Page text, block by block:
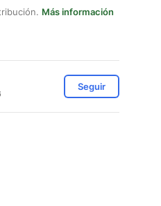
Más información
Seguir